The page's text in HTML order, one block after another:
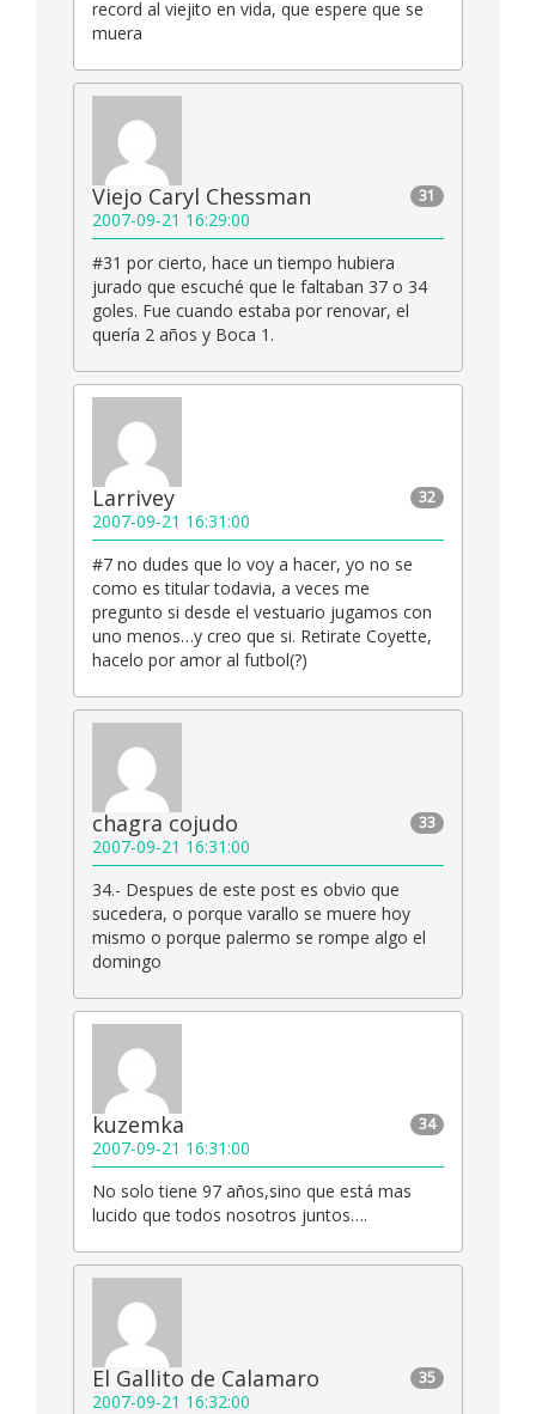
record al viejito en vida, que espere que se
muera
31
Viejo Caryl Chessman
2007-09-21 16:29:00
#31 por cierto, hace un tiempo hubiera
jurado que escuché que le faltaban 37 o 34
goles. Fue cuando estaba por renovar, el
quería 2 años y Boca 1.
32
Larrivey
2007-09-21 16:31:00
#7 no dudes que lo voy a hacer, yo no se
como es titular todavia, a veces me
pregunto si desde el vestuario jugamos con
uno menos…y creo que si. Retirate Coyette,
hacelo por amor al futbol(?)
33
chagra cojudo
2007-09-21 16:31:00
34.- Despues de este post es obvio que
sucedera, o porque varallo se muere hoy
mismo o porque palermo se rompe algo el
domingo
34
kuzemka
2007-09-21 16:31:00
No solo tiene 97 años,sino que está mas
lucido que todos nosotros juntos….
35
El Gallito de Calamaro
2007-09-21 16:32:00